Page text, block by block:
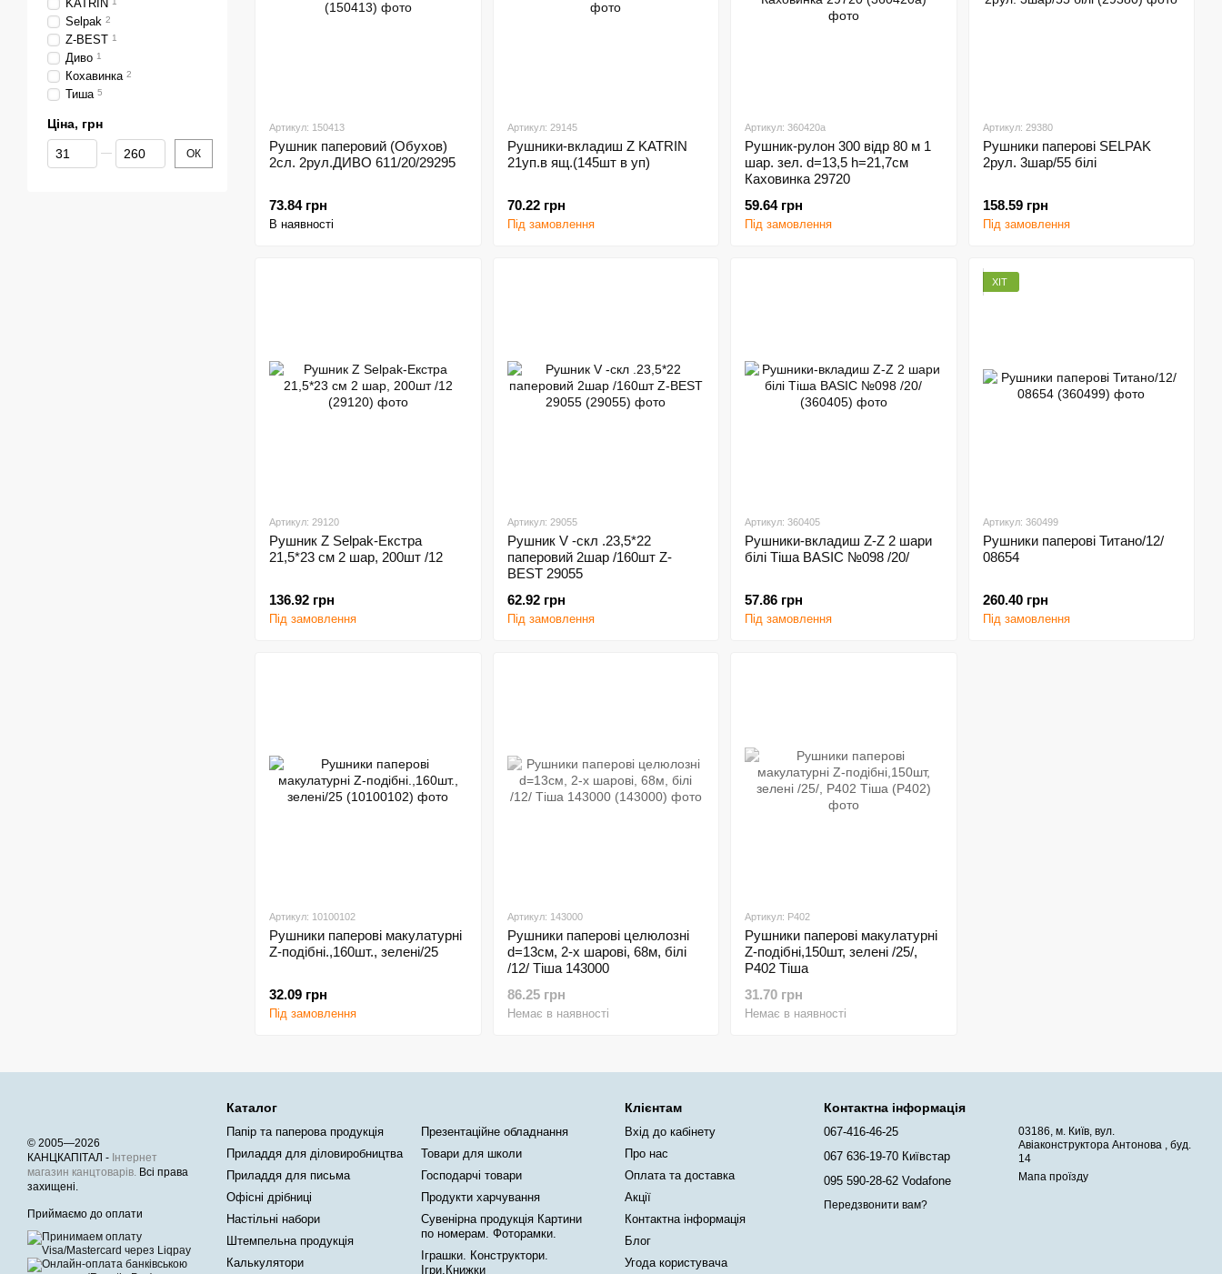
Артикул: 150413
Рушник паперовий (Обухов)
2сл. 2рул.ДИВО 611/20/29295
73.84 грн
В наявності
Артикул: 29145
Рушники-вкладиш Z KATRIN
21уп.в ящ.(145шт в уп)
70.22 грн
Під замовлення
Артикул: 360420а
Рушник-рулон 300 відр 80 м 1
шар. зел. d=13,5 h=21,7см
Каховинка 29720
59.64 грн
Під замовлення
Артикул: 29380
Рушники паперові SELPAK
2рул. 3шар/55 білі
158.59 грн
Під замовлення
Артикул: 29120
Рушник Z Selpak-Екстра
21,5*23 см 2 шар, 200шт /12
136.92 грн
Під замовлення
Артикул: 29055
Рушник V -скл .23,5*22
паперовий 2шар /160шт Z-
BEST 29055
62.92 грн
Під замовлення
Артикул: 360405
Рушники-вкладиш Z-Z 2 шари
білі Тіша BASIC №098 /20/
57.86 грн
Під замовлення
ХІТ
Артикул: 360499
Рушники паперові Титано/12/
08654
260.40 грн
Під замовлення
Артикул: 10100102
Рушники паперові макулатурні
Z-подібні.,160шт., зелені/25
32.09 грн
Під замовлення
Артикул: 143000
Рушники паперові целюлозні
d=13см, 2-х шарові, 68м, білі
/12/ Тіша 143000
86.25 грн
Немає в наявності
Артикул: P402
Рушники паперові макулатурні
Z-подібні,150шт, зелені /25/,
P402 Тіша
31.70 грн
Немає в наявності
KATRIN
Selpak 2
Z-BEST 1
Диво 1
Кохавинка 2
Тиша 5
Ціна, грн
Від Ціна, грн
До Ціна, грн ОК
© 2005—2026
КАНЦКАПІТАЛ - Інтернет
магазин канцтоварів. Всі права
захищені.
Приймаємо до оплати
Каталог
Папір та паперова продукція
Приладдя для діловиробництва
Приладдя для письма
Офісні дрібниці
Настільні набори
Штемпельна продукція
Калькулятори
Презентаційне обладнання
Товари для школи
Господарчі товари
Продукти харчування
Сувенірна продукція Картини
по номерам. Фоторамки.
Іграшки. Конструктори.
Ігри.Книжки
Клієнтам
Вхід до кабінету
Про нас
Оплата та доставка
Акції
Контактна інформація
Блог
Угода користувача
Контактна інформація
067-416-46-25
067 636-19-70 Київстар
095 590-28-62 Vodafone
Передзвонити вам?
03186, м. Київ, вул.
Авіаконструктора Антонова , буд.
14
Мапа проїзду